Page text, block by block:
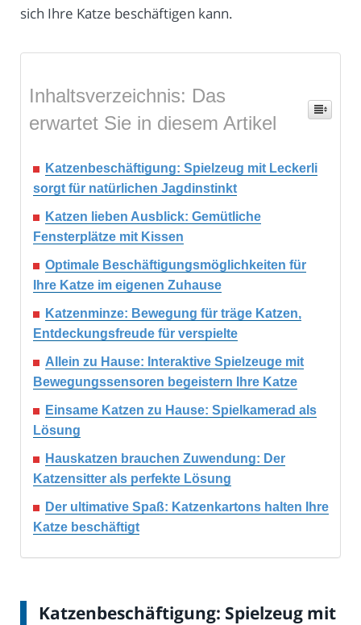
sich Ihre Katze beschäftigen kann.
Inhaltsverzeichnis: Das
erwartet Sie in diesem Artikel
Katzenbeschäftigung: Spielzeug mit Leckerli
sorgt für natürlichen Jagdinstinkt
Katzen lieben Ausblick: Gemütliche
Fensterplätze mit Kissen
Optimale Beschäftigungsmöglichkeiten für
Ihre Katze im eigenen Zuhause
Katzenminze: Bewegung für träge Katzen,
Entdeckungsfreude für verspielte
Allein zu Hause: Interaktive Spielzeuge mit
Bewegungssensoren begeistern Ihre Katze
Einsame Katzen zu Hause: Spielkamerad als
Lösung
Hauskatzen brauchen Zuwendung: Der
Katzensitter als perfekte Lösung
Der ultimative Spaß: Katzenkartons halten Ihre
Katze beschäftigt
Katzenbeschäftigung: Spielzeug mit